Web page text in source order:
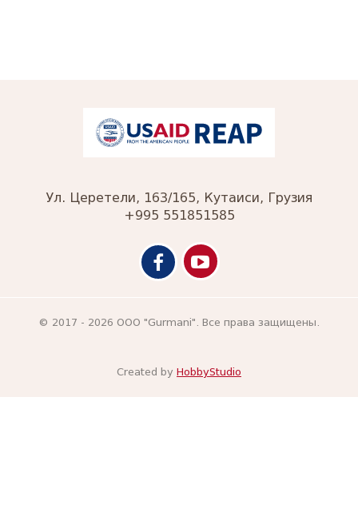
Ул. Церетели, 163/165, Кутаиси, Грузия
+995 551851585
© 2017 - 2026 ООО "Gurmani". Все права защищены.
Created by HobbyStudio